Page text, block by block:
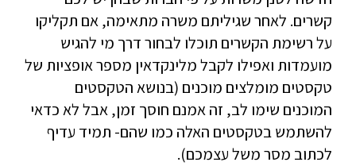
קשרים. לאחר שגיליתם משרה מתאימה, אם תקליקו
על רשימת הקשרים תוכלו לבחור דרך מי להגיש
מועמדות ואפילו לקבל מלינקדאין מספר אופציות של
טקסטים מומלצים מוכנים (בנושא הטקסטים
המוכנים שימו לב, זה אמנם חוסך זמן, אבל לא כדאי
להשתמש בטקסטים האלה כמו שהם- תמיד עדיף
לכתוב מסר משל עצמכם).